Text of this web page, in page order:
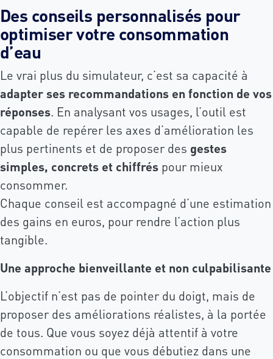
Des conseils personnalisés pour
optimiser votre consommation
d’eau
Le vrai plus du simulateur, c’est sa capacité à
adapter ses recommandations en fonction de vos
réponses. En analysant vos usages, l’outil est
capable de repérer les axes d’amélioration les
plus pertinents et de proposer des gestes
simples, concrets et chiffrés pour mieux
consommer.
Chaque conseil est accompagné d’une estimation
des gains en euros, pour rendre l’action plus
tangible.
Une approche bienveillante et non culpabilisante
L’objectif n’est pas de pointer du doigt, mais de
proposer des améliorations réalistes, à la portée
de tous. Que vous soyez déjà attentif à votre
consommation ou que vous débutiez dans une